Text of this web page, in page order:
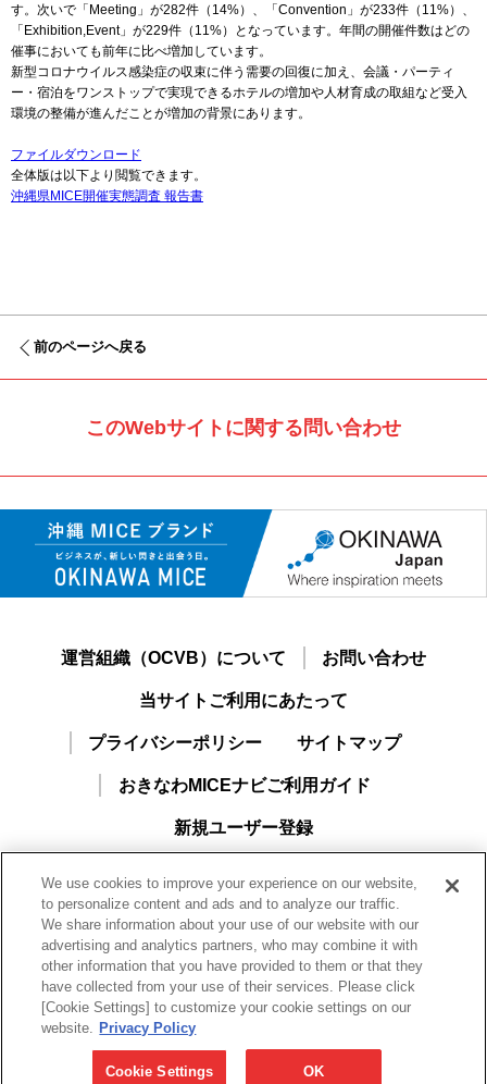
す。次いで「Meeting」が282件（14%）、「Convention」が233件（11%）、
「Exhibition,Event」が229件（11%）となっています。年間の開催件数はどの
催事においても前年に比べ増加しています。
新型コロナウイルス感染症の収束に伴う需要の回復に加え、会議・パーティ
ー・宿泊をワンストップで実現できるホテルの増加や人材育成の取組など受入
環境の整備が進んだことが増加の背景にあります。
ファイルダウンロード
全体版は以下より閲覧できます。
沖縄県MICE開催実態調査 報告書
前のページへ戻る
このWebサイトに関する問い合わせ
運営組織（OCVB）について お問い合わせ
当サイトご利用にあたって
プライバシーポリシー サイトマップ
おきなわMICEナビご利用ガイド
新規ユーザー登録
一般財団法人沖縄観光コンベンションビューロー
Okinawa Convention & Visitors Bureau（OCVB）
〒901-0152 沖縄県那覇市字小禄1831-1 沖縄産業支援センター2F
We use cookies to improve your experience on our website,
to personalize content and ads and to analyze our traffic.
We share information about your use of our website with our
advertising and analytics partners, who may combine it with
other information that you have provided to them or that they
have collected from your use of their services. Please click
[Cookie Settings] to customize your cookie settings on our
website. Privacy Policy
Cookie Settings OK